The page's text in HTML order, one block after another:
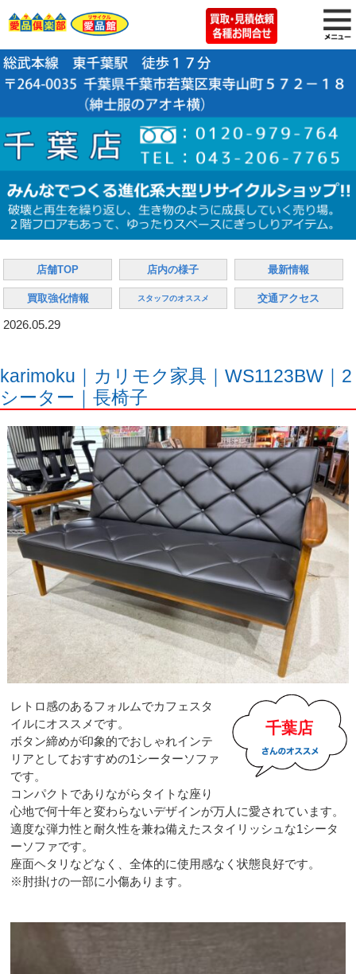
店舗TOP 店内の様子 最新情報
買取強化情報 スタッフのオススメ 交通アクセス
2026.05.29
karimoku｜カリモク家具｜WS1123BW｜2
シーター｜長椅子
千葉店
レトロ感のあるフォルムでカフェスタ
イルにオススメです。
ボタン締めが印象的でおしゃれインテ
リアとしておすすめの1シーターソファ
です。
コンパクトでありながらタイトな座り
心地で何十年と変わらないデザインが万人に愛されています。
適度な弾力性と耐久性を兼ね備えたスタイリッシュな1シータ
ーソファです。
座面ヘタリなどなく、全体的に使用感なく状態良好です。
※肘掛けの一部に小傷あります。